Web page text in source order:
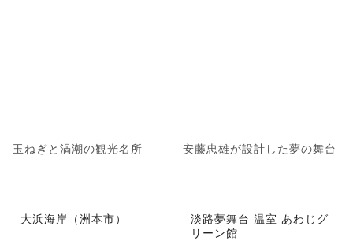
玉ねぎと渦潮の観光名所 安藤忠雄が設計した夢の舞台
大浜海岸（洲本市）
淡路夢舞台 温室 あわじグ
リーン館